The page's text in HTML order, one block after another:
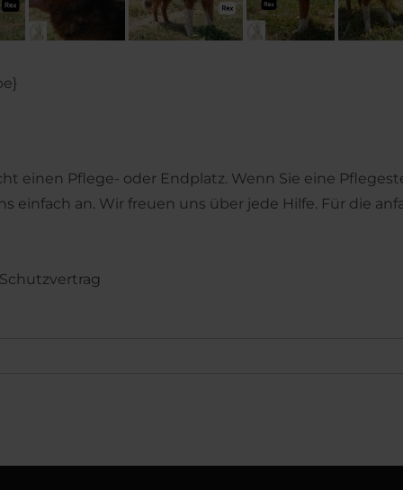
einen Pflege- oder Endplatz. Wenn Sie eine
einfach an. Wir freuen uns über jede Hilfe. Für die